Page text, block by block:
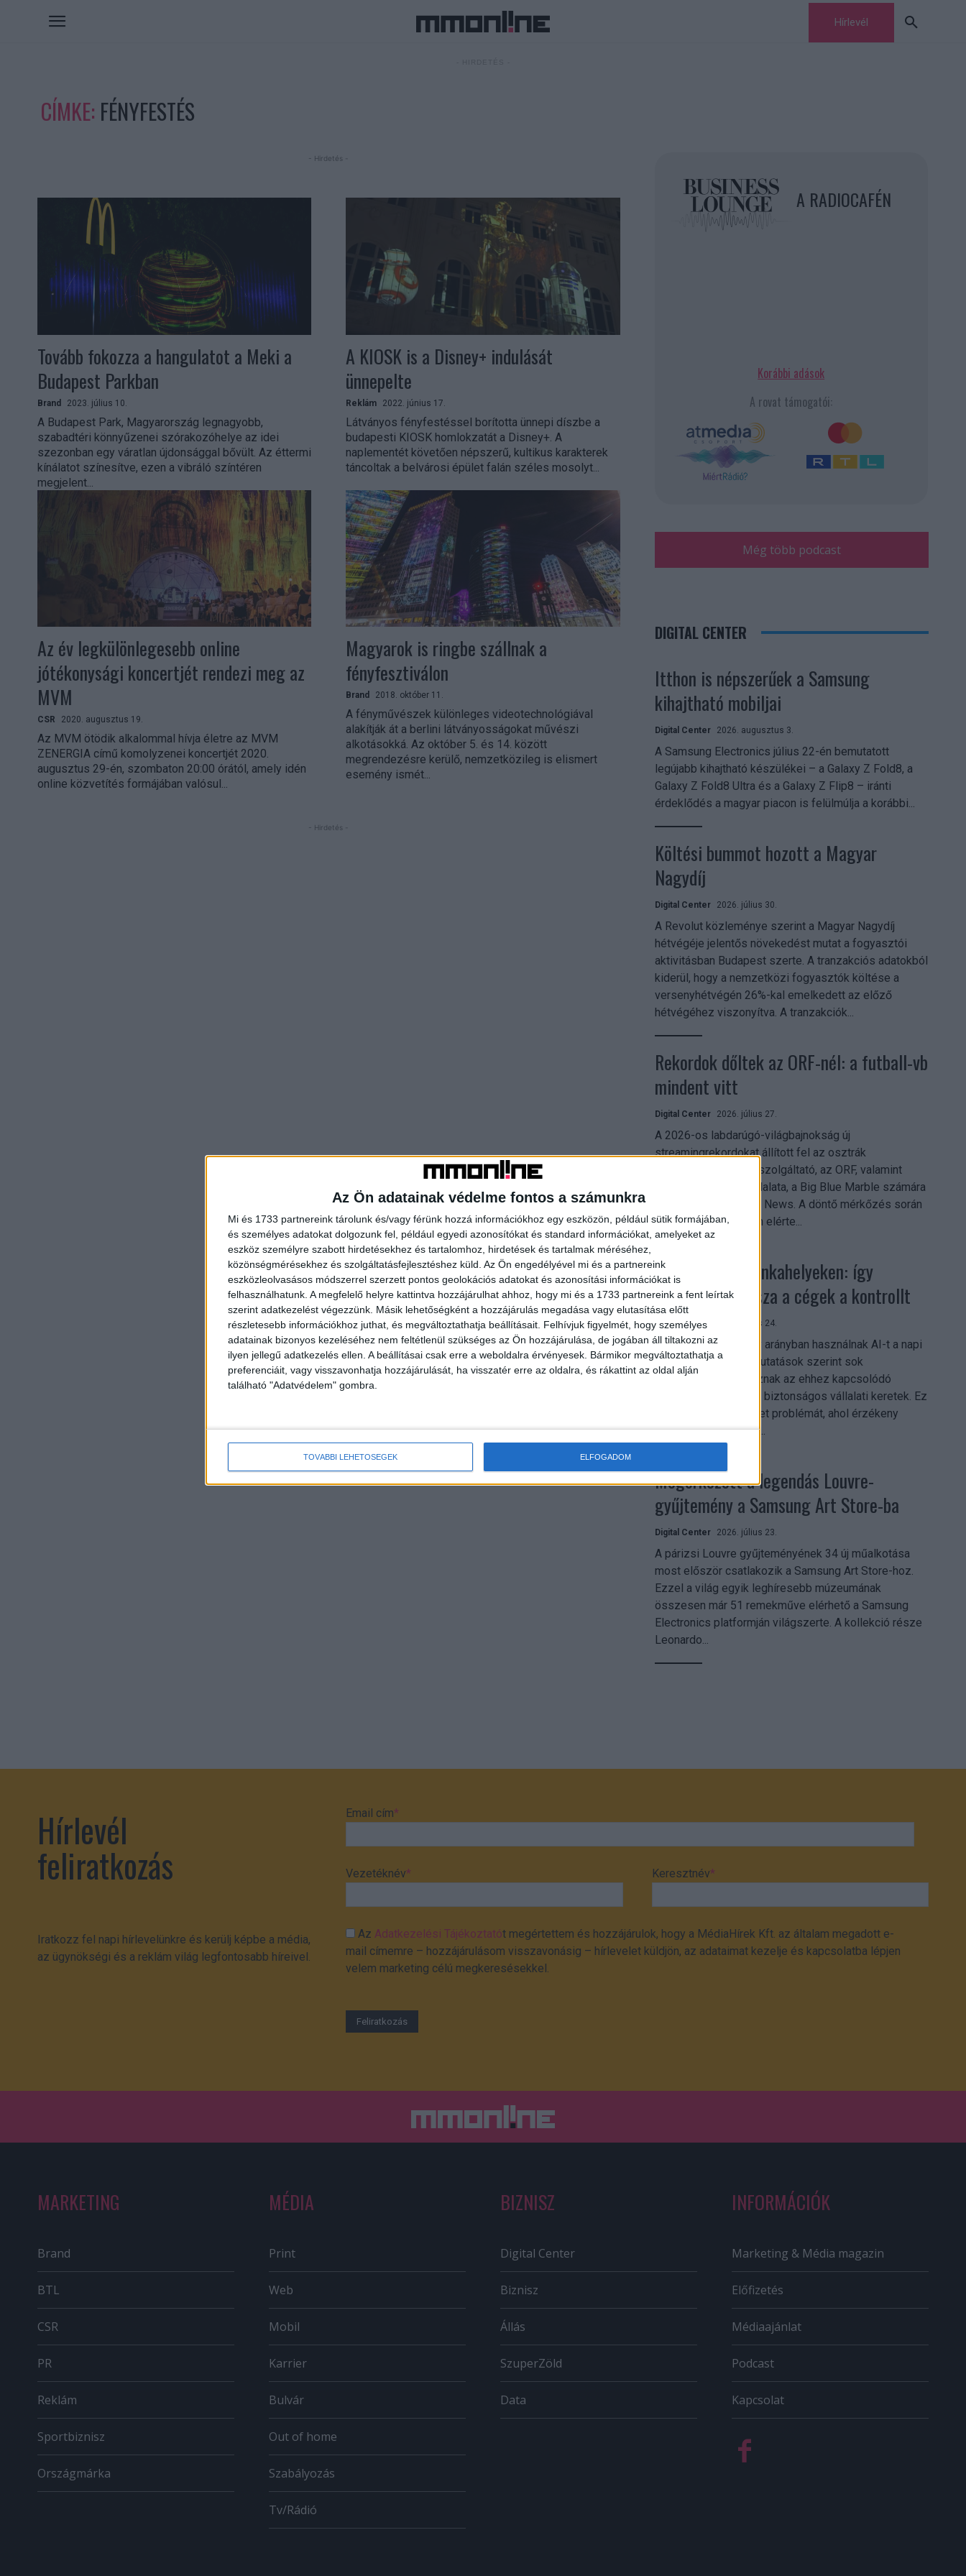
Az Ön adatainak védelme fontos a számunkra
Mi és 1733 partnereink tárolunk és/vagy férünk hozzá információkhoz egy eszközön, például sütik formájában,
és személyes adatokat dolgozunk fel, például egyedi azonosítókat és standard információkat, amelyeket az
eszköz személyre szabott hirdetésekhez és tartalomhoz, hirdetések és tartalmak méréséhez,
közönségmérésekhez és szolgáltatásfejlesztéshez küld. Az Ön engedélyével mi és a partnereink
eszközleolvasásos módszerrel szerzett pontos geolokációs adatokat és azonosítási információkat is
felhasználhatunk. A megfelelő helyre kattintva hozzájárulhat ahhoz, hogy mi és a 1733 partnereink a fent leírtak
szerint adatkezelést végezzünk. Másik lehetőségként a hozzájárulás megadása vagy elutasítása előtt
részletesebb információkhoz juthat, és megváltoztathatja beállításait. Felhívjuk figyelmét, hogy személyes
adatainak bizonyos kezeléséhez nem feltétlenül szükséges az Ön hozzájárulása, de jogában áll tiltakozni az
ilyen jellegű adatkezelés ellen. A beállításai csak erre a weboldalra érvényesek. Bármikor megváltoztathatja a
preferenciáit, vagy visszavonhatja hozzájárulását, ha visszatér erre az oldalra, és rákattint az oldal alján
található "Adatvédelem" gombra.
TOVÁBBI LEHETŐSÉGEK ELFOGADOM
Hírlevél
CÍMKE: FÉNYFESTÉS
- Hirdetés -
Tovább fokozza a hangulatot a Meki a
Budapest Parkban
Brand 2023. július 10.
A Budapest Park, Magyarország legnagyobb,
szabadtéri könnyűzenei szórakozóhelye az idei
szezonban egy váratlan újdonsággal bővült. Az éttermi
kínálatot színesítve, ezen a vibráló színtéren
megjelent...
A KIOSK is a Disney+ indulását
ünnepelte
Reklám 2022. június 17.
Látványos fényfestéssel borította ünnepi díszbe a
budapesti KIOSK homlokzatát a Disney+. A
naplementét követően népszerű, kultikus karakterek
táncoltak a belvárosi épület falán széles mosolyt...
Az év legkülönlegesebb online
jótékonysági koncertjét rendezi meg az
MVM
CSR 2020. augusztus 19.
Az MVM ötödik alkalommal hívja életre az MVM
ZENERGIA című komolyzenei koncertjét 2020.
augusztus 29-én, szombaton 20:00 órától, amely idén
online közvetítés formájában valósul...
Magyarok is ringbe szállnak a
fényfesztiválon
Brand 2018. október 11.
A fényművészek különleges videotechnológiával
alakítják át a berlini látványosságokat művészi
alkotásokká. Az október 5. és 14. között
megrendezésre kerülő, nemzetközileg is elismert
esemény ismét...
- Hirdetés -
A RADIOCAFÉN
Korábbi adások
A rovat támogatói:
Még több podcast
DIGITAL CENTER
Itthon is népszerűek a Samsung
kihajtható mobiljai
Digital Center 2026. augusztus 3.
A Samsung Electronics július 22-én bemutatott
legújabb kihajtható készülékei – a Galaxy Z Fold8, a
Galaxy Z Fold8 Ultra és a Galaxy Z Flip8 – iránti
érdeklődés a magyar piacon is felülmúlja a korábbi...
Költési bummot hozott a Magyar
Nagydíj
Digital Center 2026. július 30.
A Revolut közleménye szerint a Magyar Nagydíj
hétvégéje jelentős növekedést mutat a fogyasztói
aktivitásban Budapest szerte. A tranzakciós adatokból
kiderül, hogy a nemzetközi fogyasztók költése a
versenyhétvégén 26%-kal emelkedett az előző
hétvégéhez viszonyítva. A tranzakciók...
Rekordok dőltek az ORF-nél: a futball-vb
mindent vitt
Digital Center 2026. július 27.
A 2026-os labdarúgó-világbajnokság új
streamingrekordokat állított fel az osztrák
közszolgálati műsorszolgáltató, az ORF, valamint
technológiai leányvállalata, a Big Blue Marble számára
– írja a Broadband TV News. A döntő mérkőzés során
az átlagos nézőszám elérte...
Shadow AI a munkahelyeken: így
szerezhetik vissza a cégek a kontrollt
Digital Center 2026. július 24.
A munkavállalók nagy arányban használnak AI-t a napi
munkában, ám friss kutatások szerint sok
szervezetnél hiányoznak az ehhez kapcsolódó
világos irányelvek és biztonságos vállalati keretek. Ez
különösen ott jelenthet problémát, ahol érzékeny
üzleti információkkal...
Megérkezett a legendás Louvre-
gyűjtemény a Samsung Art Store-ba
Digital Center 2026. július 23.
A párizsi Louvre gyűjteményének 34 új műalkotása
most először csatlakozik a Samsung Art Store-hoz.
Ezzel a világ egyik leghíresebb múzeumának
összesen már 51 remekműve elérhető a Samsung
Electronics platformján világszerte. A kollekció része
Leonardo...
Hírlevél
feliratkozás
Iratkozz fel napi hírlevelünkre és kerülj képbe a média,
az ügynökségi és a reklám világ legfontosabb híreivel.
Email cím*
Vezetéknév* Keresztnév*
AzAdatkezelési Tájékoztatót megértettem és hozzájárulok, hogy a MédiaHírek Kft. az általam megadott e-
mail címemre – hozzájárulásom visszavonásig – hírlevelet küldjön, az adataimat kezelje és kapcsolatba lépjen
velem marketing célú megkeresésekkel.
MARKETING
Brand
BTL
CSR
PR
Reklám
Sportbiznisz
Országmárka
MÉDIA
Print
Web
Mobil
Karrier
Bulvár
Out of home
Szabályozás
Tv/Rádió
BIZNISZ
Digital Center
Biznisz
Állás
SzuperZöld
Data
INFORMÁCIÓK
Marketing & Média magazin
Előfizetés
Médiaajánlat
Podcast
Kapcsolat